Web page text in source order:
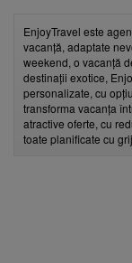
EnjoyTravel este
vacanță, adaptate
weekend, o vacanță
destinații exotice,
personalizate, cu
transforma vacanța
atractive oferte, cu
toate planificate cu